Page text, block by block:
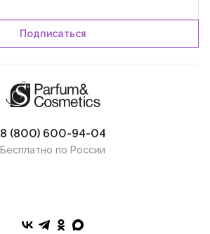
8 (800) 600-94-04
Бесплатно по России